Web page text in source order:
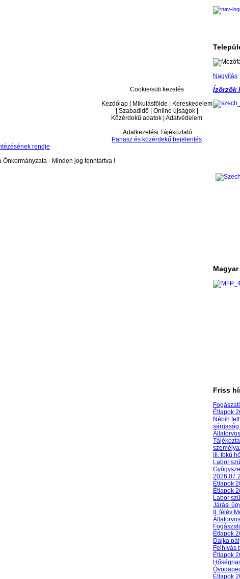
Nagyítás
Ízőrzők
Friss
Étlapok
Nébih
III. fokú
Labor
Étlapok
Étlapok
Labor
Járási
II. félév
Étlapok
Dajka
Felhívás
Étlapok
Étlapok
Cookie/süti kezelés
Kezdőlap | Mikulásfölde | Kereskedelem
| Szabadidő | Online újságok |
Közérdekű adatok | Adatvédelem
Adatkezelési Tájékoztató
Panasz és közérdekű bejelentés
rendje
- Minden jog fenntartva !